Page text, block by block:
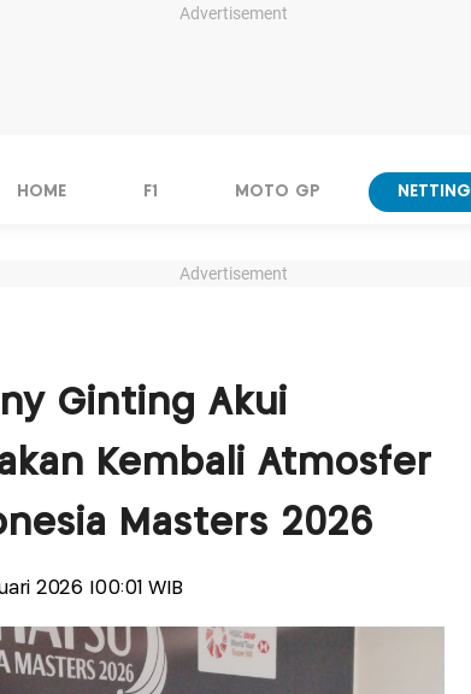
Advertisement
HOME F1 MOTO GP NETTING
Advertisement
Ginting Akui
Kembali Atmosfer
Masters 2026
2026 |00:01 WIB